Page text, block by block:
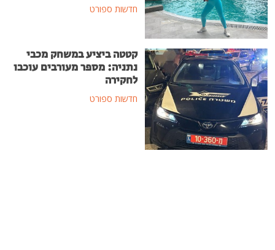
חדשות ספורט
קטטה ביציע במשחק מכבי
נתניה: מספר מעורבים עוכבו
לחקירה
חדשות ספורט